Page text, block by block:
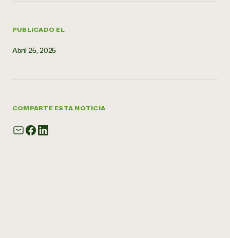
PUBLICADO EL
Abril 25, 2025
COMPARTE ESTA NOTICIA